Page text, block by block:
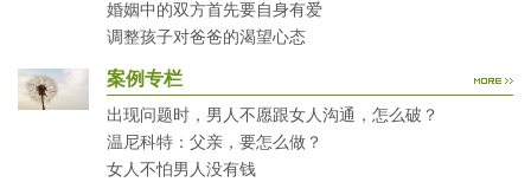
婚姻中的双方首先要自身有爱
调整孩子对爸爸的渴望心态
案例专栏
出现问题时，男人不愿跟女人沟通，怎么破？
温尼科特：父亲，要怎么做？
女人不怕男人没有钱